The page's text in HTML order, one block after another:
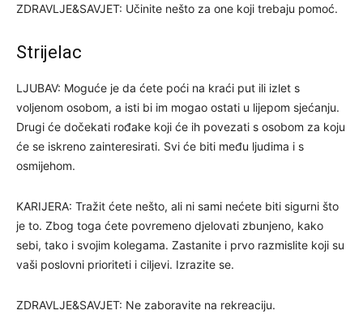
ZDRAVLJE&SAVJET: Učinite nešto za one koji trebaju pomoć.
Strijelac
LJUBAV: Moguće je da ćete poći na kraći put ili izlet s
voljenom osobom, a isti bi im mogao ostati u lijepom sjećanju.
Drugi će dočekati rođake koji će ih povezati s osobom za koju
će se iskreno zainteresirati. Svi će biti među ljudima i s
osmijehom.
KARIJERA: Tražit ćete nešto, ali ni sami nećete biti sigurni što
je to. Zbog toga ćete povremeno djelovati zbunjeno, kako
sebi, tako i svojim kolegama. Zastanite i prvo razmislite koji su
vaši poslovni prioriteti i ciljevi. Izrazite se.
ZDRAVLJE&SAVJET: Ne zaboravite na rekreaciju.